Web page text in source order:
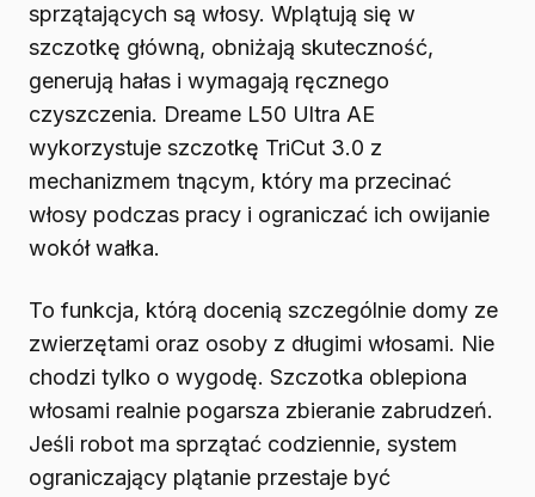
sprzątających są włosy. Wplątują się w
szczotkę główną, obniżają skuteczność,
generują hałas i wymagają ręcznego
czyszczenia. Dreame L50 Ultra AE
wykorzystuje szczotkę TriCut 3.0 z
mechanizmem tnącym, który ma przecinać
włosy podczas pracy i ograniczać ich owijanie
wokół wałka.
To funkcja, którą docenią szczególnie domy ze
zwierzętami oraz osoby z długimi włosami. Nie
chodzi tylko o wygodę. Szczotka oblepiona
włosami realnie pogarsza zbieranie zabrudzeń.
Jeśli robot ma sprzątać codziennie, system
ograniczający plątanie przestaje być